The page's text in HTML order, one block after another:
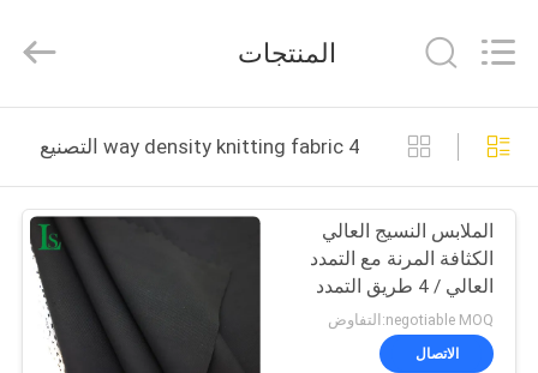
الصفحة
الرئيسية
منتجات
معلومات
Technology
CO.,LTD.
Reserved.
المنتجات
4 way density knitting fabric التصنيع عبر الإنترنت
الملابس النسيج العالي
الكثافة المرنة مع التمدد
العالي / 4 طريق التمدد
negotiable MOQ:التفاوض
الاتصال